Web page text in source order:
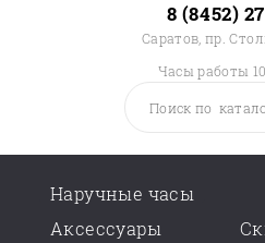
8 (8452)
Саратов, пр.
Часы работы
Наручные часы
Аксессуары